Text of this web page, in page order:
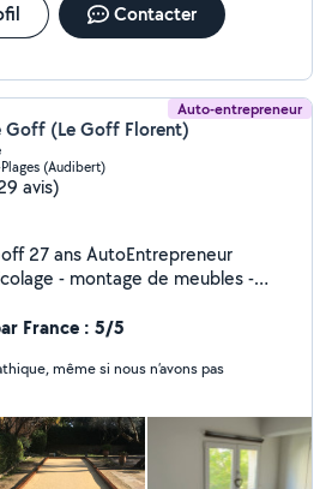
Contacter
Auto-entrepreneur
Goff (Le Goff Florent)
(Audibert)
avis)
n'hésitez pas à me
France : 5/5
même si nous n’avons pas